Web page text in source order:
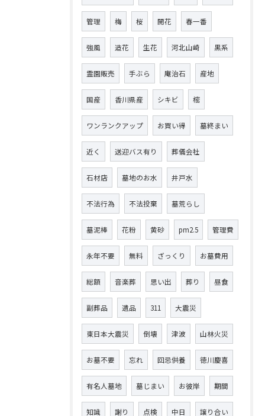
管理 梅 桜 開花 春一番
強風 造花 生花 河北山崎 黒系
霊園販売 手ぶら 庵治石 産地
国産 香川県産 シキビ 樒
ワンランクアップ お買い得 墓終まい
近く 送迎バス有り 葬儀会社
石材店 墓地のお水 井戸水
不法行為 不法投棄 墓荒らし
墓泥棒 花粉 黄砂 pm2.5 管理費
永年不要 無料 ざっくり お墓費用
総額 音楽葬 思い出 葬り 昼食
副葬品 遺品 311 大震災
東日本大震災 倒壊 津波 山林火災
お墓不要 忘れ 回忌供養 徳川慶喜
有名人墓地 墓じまい お彼岸 期間
知識 謝り 点検 中日 譲り合い